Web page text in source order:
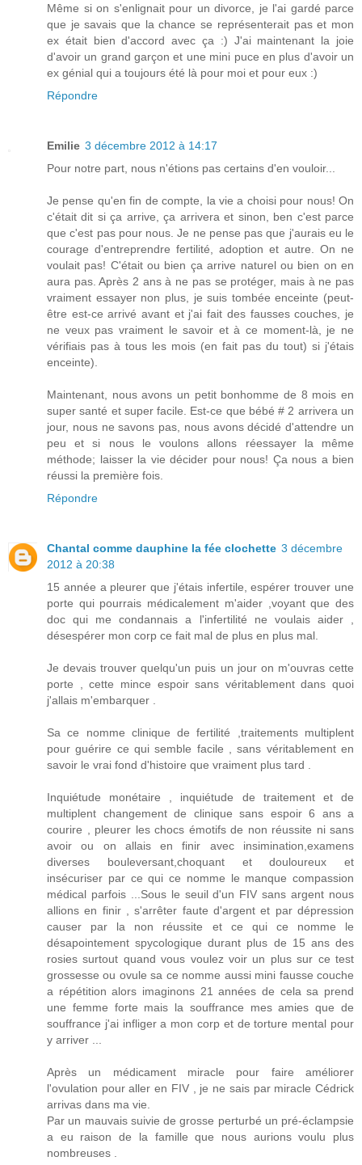
Même si on s'enlignait pour un divorce, je l'ai gardé parce
que je savais que la chance se représenterait pas et mon
ex était bien d'accord avec ça :) J'ai maintenant la joie
d'avoir un grand garçon et une mini puce en plus d'avoir un
ex génial qui a toujours été là pour moi et pour eux :)
Répondre
Emilie 3 décembre 2012 à 14:17
Pour notre part, nous n'étions pas certains d'en vouloir...
Je pense qu'en fin de compte, la vie a choisi pour nous! On
c'était dit si ça arrive, ça arrivera et sinon, ben c'est parce
que c'est pas pour nous. Je ne pense pas que j'aurais eu le
courage d'entreprendre fertilité, adoption et autre. On ne
voulait pas! C'était ou bien ça arrive naturel ou bien on en
aura pas. Après 2 ans à ne pas se protéger, mais à ne pas
vraiment essayer non plus, je suis tombée enceinte (peut-
être est-ce arrivé avant et j'ai fait des fausses couches, je
ne veux pas vraiment le savoir et à ce moment-là, je ne
vérifiais pas à tous les mois (en fait pas du tout) si j'étais
enceinte).
Maintenant, nous avons un petit bonhomme de 8 mois en
super santé et super facile. Est-ce que bébé # 2 arrivera un
jour, nous ne savons pas, nous avons décidé d'attendre un
peu et si nous le voulons allons réessayer la même
méthode; laisser la vie décider pour nous! Ça nous a bien
réussi la première fois.
Répondre
Chantal comme dauphine la fée clochette 3 décembre
2012 à 20:38
15 année a pleurer que j'étais infertile, espérer trouver une
porte qui pourrais médicalement m'aider ,voyant que des
doc qui me condannais a l'infertilité ne voulais aider ,
désespérer mon corp ce fait mal de plus en plus mal.
Je devais trouver quelqu'un puis un jour on m'ouvras cette
porte , cette mince espoir sans véritablement dans quoi
j'allais m'embarquer .
Sa ce nomme clinique de fertilité ,traitements multiplent
pour guérire ce qui semble facile , sans véritablement en
savoir le vrai fond d'histoire que vraiment plus tard .
Inquiétude monétaire , inquiétude de traitement et de
multiplent changement de clinique sans espoir 6 ans a
courire , pleurer les chocs émotifs de non réussite ni sans
avoir ou on allais en finir avec insimination,examens
diverses bouleversant,choquant et douloureux et
insécuriser par ce qui ce nomme le manque compassion
médical parfois ...Sous le seuil d'un FIV sans argent nous
allions en finir , s'arrêter faute d'argent et par dépression
causer par la non réussite et ce qui ce nomme le
désapointement spycologique durant plus de 15 ans des
rosies surtout quand vous voulez voir un plus sur ce test
grossesse ou ovule sa ce nomme aussi mini fausse couche
a répétition alors imaginons 21 années de cela sa prend
une femme forte mais la souffrance mes amies que de
souffrance j'ai infliger a mon corp et de torture mental pour
y arriver ...
Après un médicament miracle pour faire améliorer
l'ovulation pour aller en FIV , je ne sais par miracle Cédrick
arrivas dans ma vie.
Par un mauvais suivie de grosse perturbé un pré-éclampsie
a eu raison de la famille que nous aurions voulu plus
nombreuses .